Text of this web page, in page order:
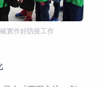
實作好防疫工作